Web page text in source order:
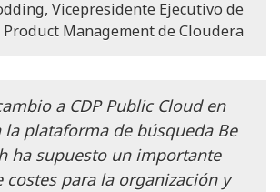
Vicepresidente Ejecutivo de
Product Management de Cloudera
a CDP Public Cloud en
la plataforma de búsqueda Be
ha supuesto un importante
costes para la organización y